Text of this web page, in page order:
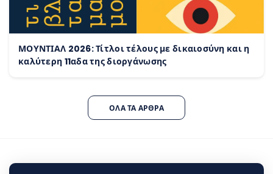
ΜΟΥΝΤΙΑΛ 2026: Τίτλοι τέλους με δικαιοσύνη και η
καλύτερη 11αδα της διοργάνωσης
ΌΛΑ ΤΑ ΆΡΘΡΑ